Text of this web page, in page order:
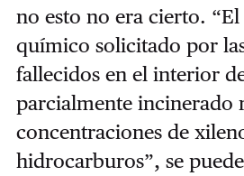
no esto no era cierto. “El
químico solicitado por
fallecidos en el interior
parcialmente incinerado
concentraciones de
hidrocarburos”, se